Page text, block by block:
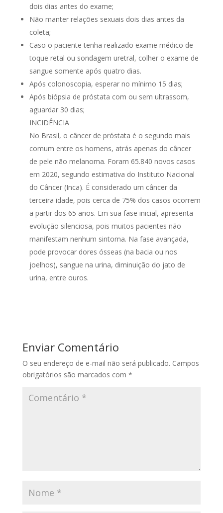
dois dias antes do exame;
Não manter relações sexuais dois dias antes da
coleta;
Caso o paciente tenha realizado exame médico de
toque retal ou sondagem uretral, colher o exame de
sangue somente após quatro dias.
Após colonoscopia, esperar no mínimo 15 dias;
Após biópsia de próstata com ou sem ultrassom,
aguardar 30 dias;
INCIDÊNCIA
No Brasil, o câncer de próstata é o segundo mais
comum entre os homens, atrás apenas do câncer
de pele não melanoma. Foram 65.840 novos casos
em 2020, segundo estimativa do Instituto Nacional
do Câncer (Inca). É considerado um câncer da
terceira idade, pois cerca de 75% dos casos ocorrem
a partir dos 65 anos. Em sua fase inicial, apresenta
evolução silenciosa, pois muitos pacientes não
manifestam nenhum sintoma. Na fase avançada,
pode provocar dores ósseas (na bacia ou nos
joelhos), sangue na urina, diminuição do jato de
urina, entre ouros.
Enviar Comentário
O seu endereço de e-mail não será publicado. Campos
obrigatórios são marcados com *